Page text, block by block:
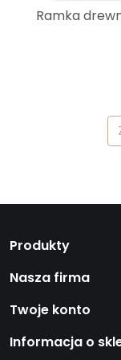
Ramka
Produkty
Nasza firma
Twoje konto
Informacja o